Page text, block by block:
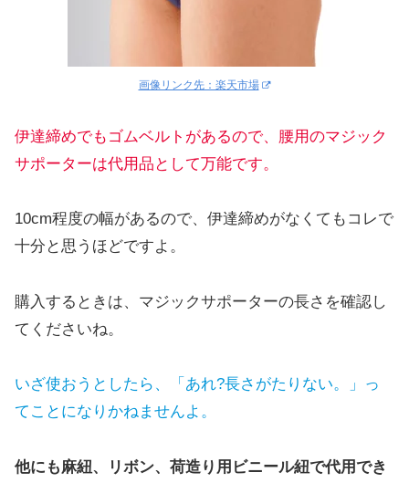
画像リンク先：楽天市場
伊達締めでもゴムベルトがあるので、腰用のマジック
サポーターは代用品として万能です。
10cm程度の幅があるので、伊達締めがなくてもコレで
十分と思うほどですよ。
購入するときは、マジックサポーターの長さを確認し
てくださいね。
いざ使おうと したら、「あれ?長さがたりない。」っ
てことになりかねませんよ。
他にも麻紐、リボン、荷造り用ビニール紐で代用でき